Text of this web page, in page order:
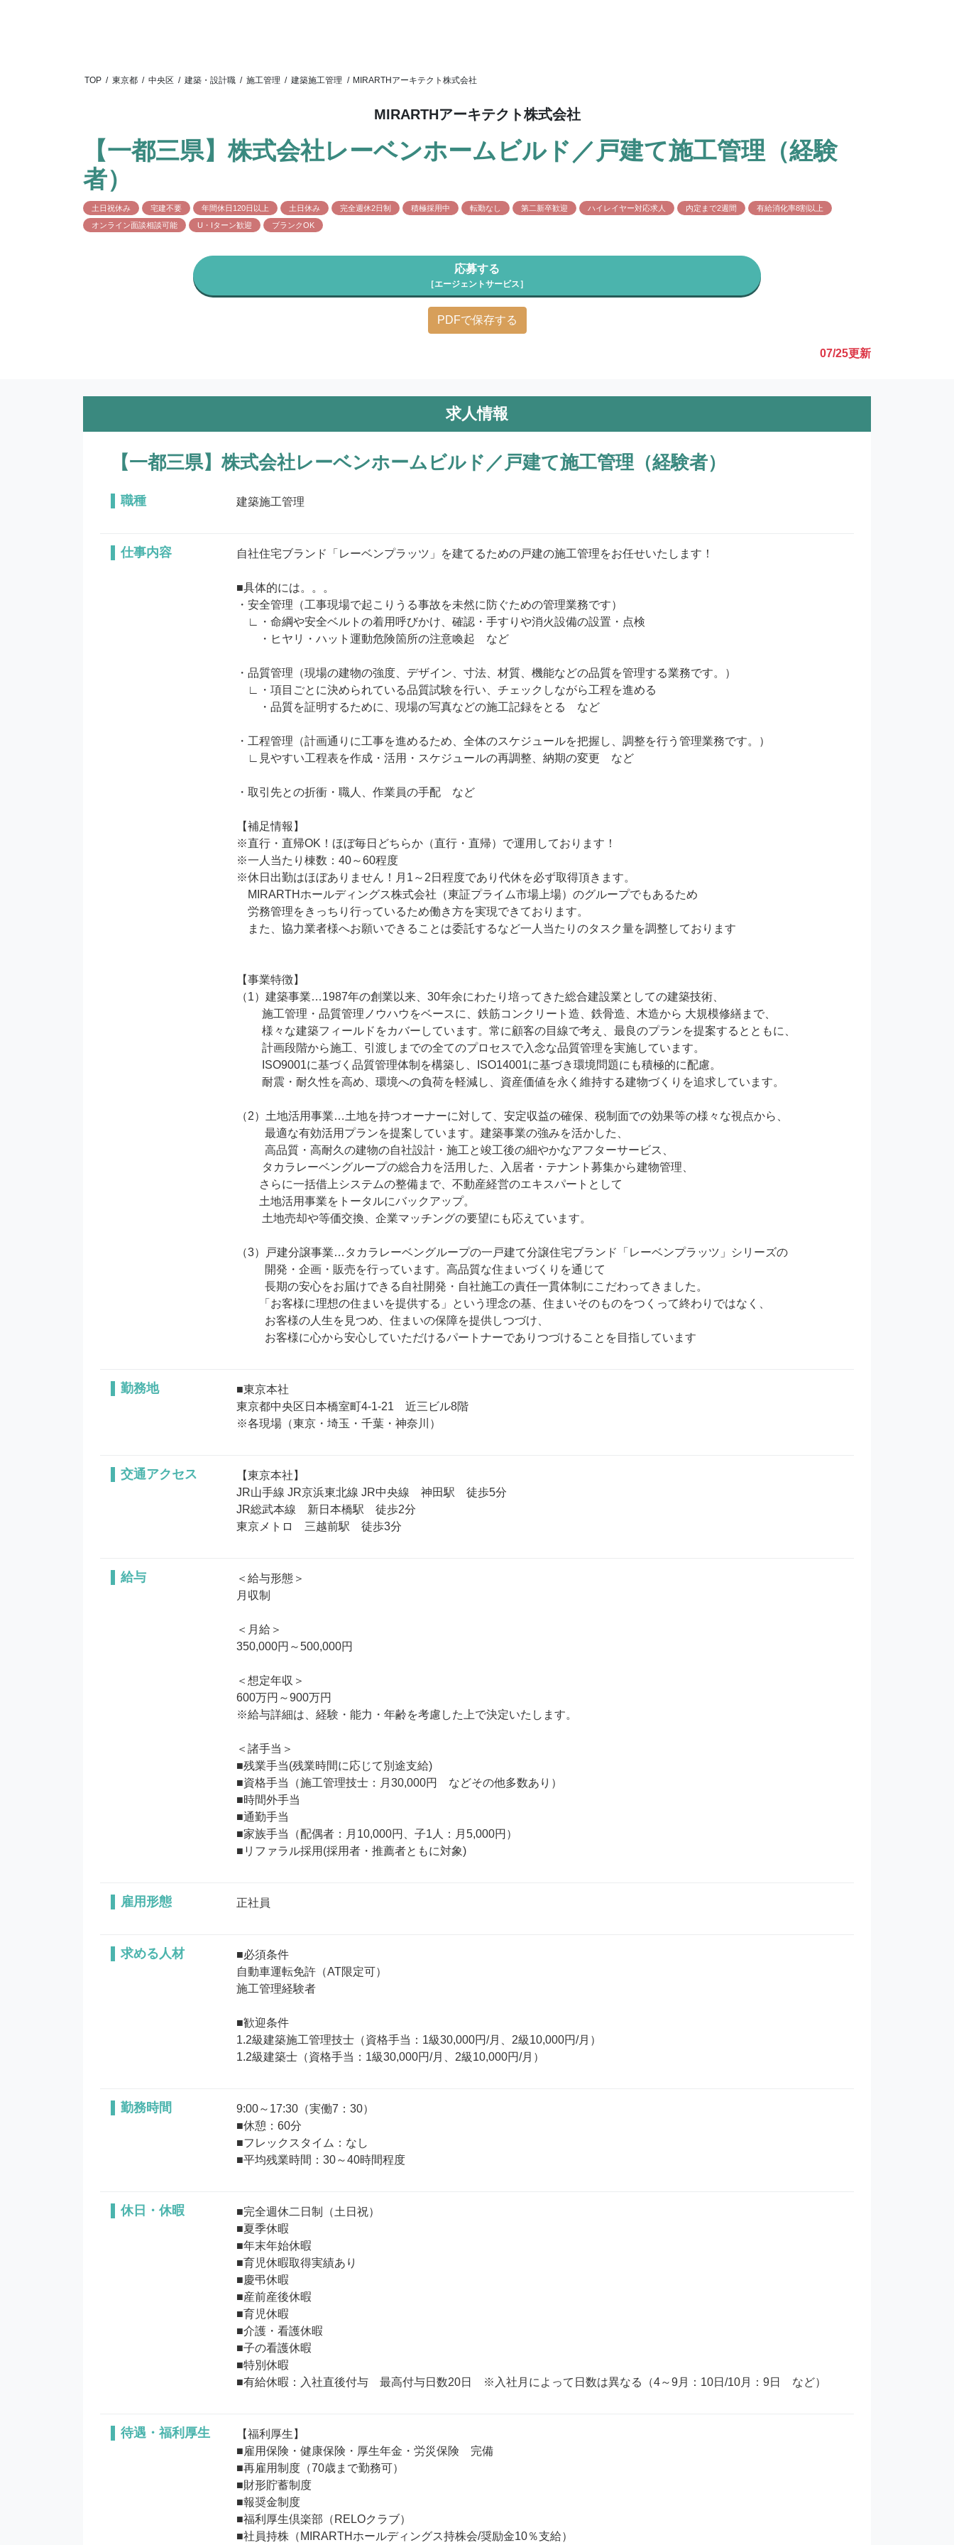
TOP / 東京都 / 中央区 / 建築・設計職 / 施工管理 / 建築施工管理 / MIRARTHアーキテクト株式会社
MIRARTHアーキテクト株式会社
【一都三県】株式会社レーベンホームビルド／戸建て施工管理（経験
者）
土日祝休み 宅建不要 年間休日120日以上 土日休み 完全週休2日制 積極採用中 転勤なし 第二新卒歓迎 ハイレイヤー対応求人 内定まで2週間
有給消化率8割以上
オンライン面談相談可能
U・Iターン歓迎 ブランクOK
応募する
［エージェントサービス］
PDFで保存する
07/25更新
求人情報
【一都三県】株式会社レーベンホームビルド／戸建て施工管理（経験者）
職種 建築施工管理
仕事内容 自社住宅ブランド「レーベンプラッツ」を建てるための戸建の施工管理をお任せいたします！
■具体的には。。。
・安全管理（工事現場で起こりうる事故を未然に防ぐための管理業務です）
∟・命綱や安全ベルトの着用呼びかけ、確認・手すりや消火設備の設置・点検
・ヒヤリ・ハット運動危険箇所の注意喚起　など
・品質管理（現場の建物の強度、デザイン、寸法、材質、機能などの品質を管理する業務です。）
∟・項目ごとに決められている品質試験を行い、チェックしながら工程を進める
・品質を証明するために、現場の写真などの施工記録をとる　など
・工程管理（計画通りに工事を進めるため、全体のスケジュールを把握し、調整を行う管理業務です。）
∟見やすい工程表を作成・活用・スケジュールの再調整、納期の変更　など
・取引先との折衝・職人、作業員の手配　など
【補足情報】
※直行・直帰OK！ほぼ毎日どちらか（直行・直帰）で運用しております！
※一人当たり棟数：40～60程度
※休日出勤はほぼありません！月1～2日程度であり代休を必ず取得頂きます。
MIRARTHホールディングス株式会社（東証プライム市場上場）のグループでもあるため
労務管理をきっちり行っているため働き方を実現できております。
また、協力業者様へお願いできることは委託するなど一人当たりのタスク量を調整しております
【事業特徴】
（1）建築事業…1987年の創業以来、30年余にわたり培ってきた総合建設業としての建築技術、
施工管理・品質管理ノウハウをベースに、鉄筋コンクリート造、鉄骨造、木造から 大規模修繕まで、
様々な建築フィールドをカバーしています。常に顧客の目線で考え、最良のプランを提案するとともに、
計画段階から施工、引渡しまでの全てのプロセスで入念な品質管理を実施しています。
ISO9001に基づく品質管理体制を構築し、ISO14001に基づき環境問題にも積極的に配慮。
耐震・耐久性を高め、環境への負荷を軽減し、資産価値を永く維持する建物づくりを追求しています。
（2）土地活用事業…土地を持つオーナーに対して、安定収益の確保、税制面での効果等の様々な視点から、
最適な有効活用プランを提案しています。建築事業の強みを活かした、
タカラレーベングループの総合力を活用した、入居者・テナント募集から建物管理、
土地売却や等価交換、企業マッチングの要望にも応えています。
（3）戸建分譲事業…タカラレーベングループの一戸建て分譲住宅ブランド「レーベンプラッツ」シリーズの
開発・企画・販売を行っています。高品質な住まいづくりを通じて
長期の安心をお届けできる自社開発・自社施工の責任一貫体制にこだわってきました。
「お客様に理想の住まいを提供する」という理念の基、住まいそのものをつくって終わりではなく、
お客様の人生を見つめ、住まいの保障を提供しつづけ、
お客様に心から安心していただけるパートナーでありつづけることを目指しています
勤務地
■東京本社
東京都中央区日本橋室町4-1-21　近三ビル8階
※各現場（東京・埼玉・千葉・神奈川）
交通アクセス
【東京本社】
JR山手線 JR京浜東北線 JR中央線　神田駅　徒歩5分
JR総武本線　新日本橋駅　徒歩2分
東京メトロ　三越前駅　徒歩3分
給与
＜給与形態＞
月収制
＜月給＞
350,000円～500,000円
＜想定年収＞
600万円～900万円
※給与詳細は、経験・能力・年齢を考慮した上で決定いたします。
＜諸手当＞
■残業手当(残業時間に応じて別途支給)
■資格手当（施工管理技士：月30,000円　などその他多数あり）
■時間外手当
■通勤手当
■家族手当（配偶者：月10,000円、子1人：月5,000円）
■リファラル採用(採用者・推薦者ともに対象)
雇用形態 正社員
求める人材
■必須条件
自動車運転免許（AT限定可）
施工管理経験者
■歓迎条件
1.2級建築施工管理技士（資格手当：1級30,000円/月、2級10,000円/月）
1.2級建築士（資格手当：1級30,000円/月、2級10,000円/月）
勤務時間
9:00～17:30（実働7：30）
■休憩：60分
■フレックスタイム：なし
■平均残業時間：30～40時間程度
休日・休暇
■完全週休二日制（土日祝）
■夏季休暇
■年末年始休暇
■育児休暇取得実績あり
■慶弔休暇
■産前産後休暇
■育児休暇
■介護・看護休暇
■子の看護休暇
■特別休暇
待遇・福利厚生
【福利厚生】
■雇用保険・健康保険・厚生年金・労災保険　完備
■再雇用制度（70歳まで勤務可）
■財形貯蓄制度
■報奨金制度
■福利厚生倶楽部（RELOクラブ）
■社員持株（MIRARTHホールディングス持株会/奨励金10％支給）